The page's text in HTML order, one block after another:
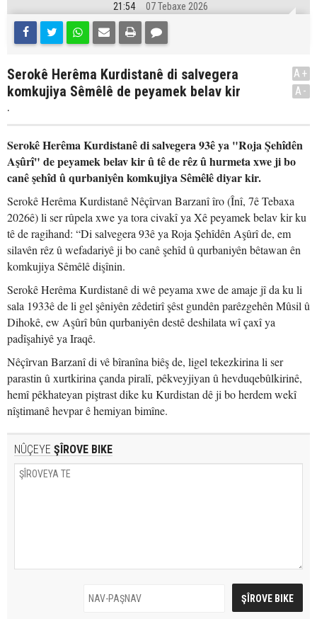
21:54 07 Tebaxe 2026
Serokê Herêma Kurdistanê di salvegera
komkujiya Sêmêlê de peyamek belav kir
.
A+
A-
Serokê Herêma Kurdistanê di salvegera 93ê ya "Roja Şehîdên
Aşûrî" de peyamek belav kir û tê de rêz û hurmeta xwe ji bo
canê şehîd û qurbaniyên komkujiya Sêmêlê diyar kir.
Serokê Herêma Kurdistanê Nêçîrvan Barzanî îro (Înî, 7ê Tebaxa
2026ê) li ser rûpela xwe ya tora civakî ya Xê peyamek belav kir ku
tê de ragihand: “Di salvegera 93ê ya Roja Şehîdên Aşûrî de, em
silavên rêz û wefadariyê ji bo canê şehîd û qurbaniyên bêtawan ên
komkujiya Sêmêlê dişînin.
Serokê Herêma Kurdistanê di wê peyama xwe de amaje jî da ku li
sala 1933ê de li gel şêniyên zêdetirî şêst gundên parêzgehên Mûsil û
Dihokê, ew Aşûrî bûn qurbaniyên destê deshilata wî çaxî ya
padîşahiyê ya Iraqê.
Nêçîrvan Barzanî di vê bîranîna biêş de, ligel tekezkirina li ser
parastin û xurtkirina çanda piralî, pêkveyjiyan û hevduqebûlkirinê,
hemî pêkhateyan piştrast dike ku Kurdistan dê ji bo herdem wekî
nîştimanê hevpar ê hemiyan bimîne.
NÛÇEYE ŞÎROVE BIKE